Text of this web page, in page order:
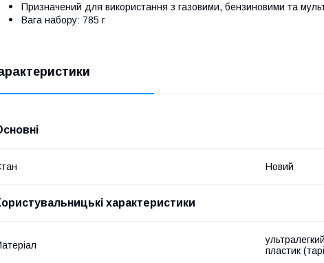
Призначений для використання з газовими, бензиновими та
Вага набору: 785 г
Новий
характеристики
пластик